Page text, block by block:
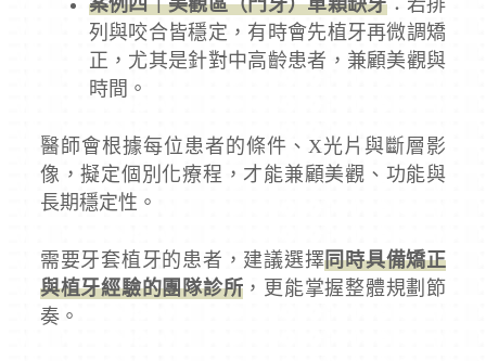
列與咬合皆穩定，有時會先植牙再微調矯
正，尤其是針對中高齡患者，兼顧美觀與
時間。
醫師會根據每位患者的條件、X光片與斷層影
像，擬定個別化療程，才能兼顧美觀、功能與
長期穩定性。
需要牙套植牙的患者，建議選擇同時具備矯正
與植牙經驗的團隊診所 ，更能掌握整體規劃節
奏。